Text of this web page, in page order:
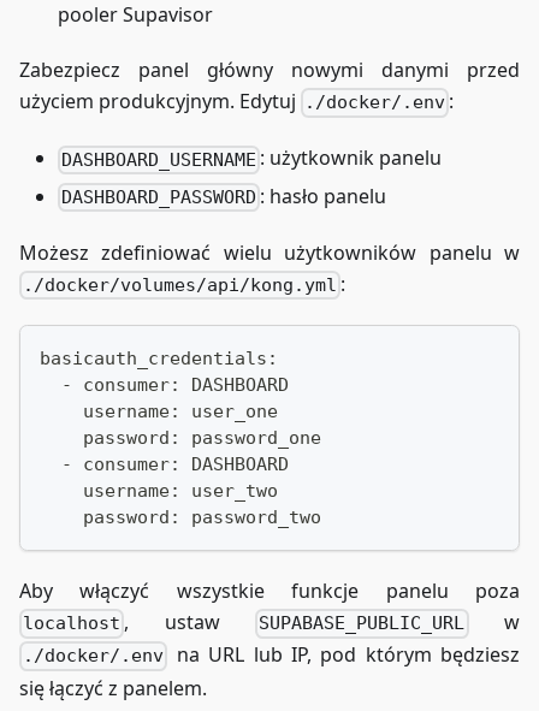
pooler Supavisor
Zabezpiecz panel główny nowymi danymi przed
użyciem produkcyjnym. Edytuj
./docker/.env :
DASHBOARD_USERNAME : użytkownik panelu
DASHBOARD_PASSWORD : hasło panelu
Możesz zdefiniować wielu użytkowników panelu w
./docker/volumes/api/kong.yml :
basicauth_credentials:
  - consumer: DASHBOARD
    username: user_one
    password: password_one
  - consumer: DASHBOARD
    username: user_two
    password: password_two
Aby włączyć wszystkie funkcje panelu poza
localhost , ustaw SUPABASE_PUBLIC_URL w
./docker/.env
na URL lub IP, pod którym będziesz
się łączyć z panelem.